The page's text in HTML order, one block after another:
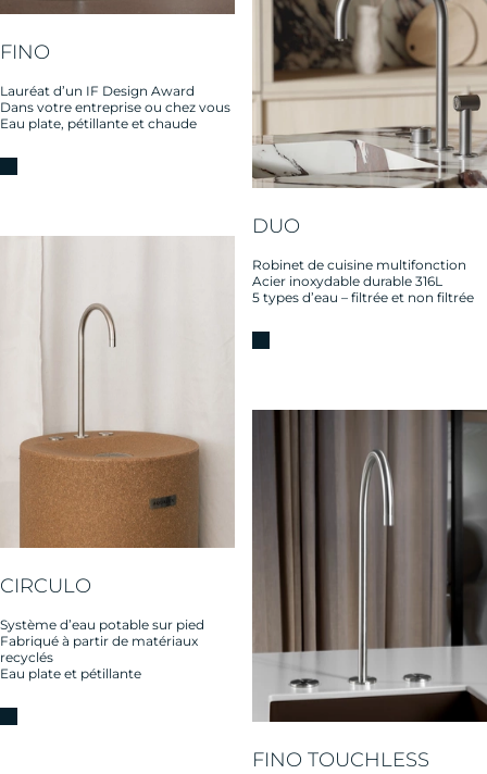
FINO
Lauréat d’un IF Design Award
Dans votre entreprise ou chez vous
Eau plate, pétillante et chaude
DUO
Robinet de cuisine multifonction
Acier inoxydable durable 316L
5 types d’eau – filtrée et non filtrée
CIRCULO
Système d’eau potable sur pied
Fabriqué à partir de matériaux
recyclés
Eau plate et pétillante
FINO TOUCHLESS